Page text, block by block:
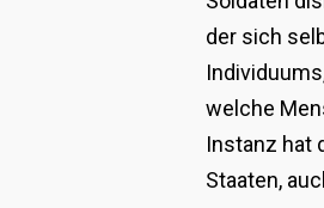
der sich
welche
Instanz hat
Staaten,